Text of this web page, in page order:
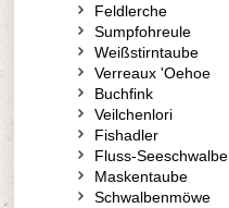
Feldlerche
Sumpfohreule
Weißstirntaube
Verreaux 'Oehoe
Buchfink
Veilchenlori
Fishadler
Fluss-Seeschwalbe
Maskentaube
Schwalbenmöwe